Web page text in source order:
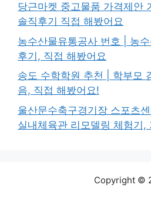
당근마켓 중고물품 가격제안
솔직후기 직접 해봤어요
농수산물유통공사 번호 | 농
후기, 직접 해봤어요
송도 수학학원 추천 | 학부모
음, 직접 해봤어요!
울산문수축구경기장 스포츠
실내체육관 리모델링 체험기,
Copyright ©